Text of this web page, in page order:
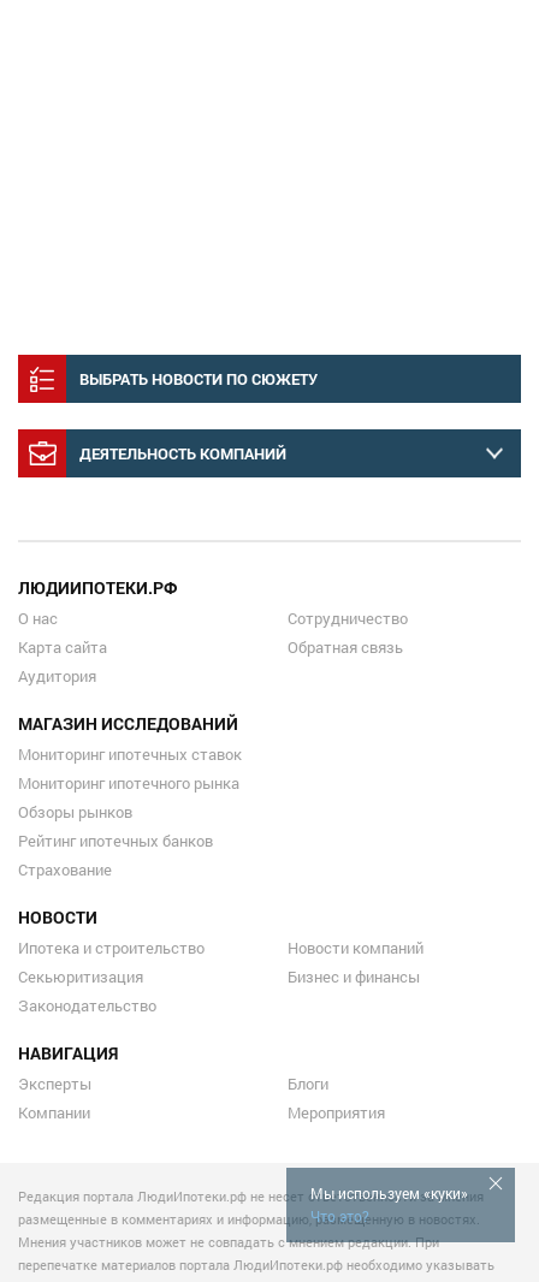
ВЫБРАТЬ НОВОСТИ ПО СЮЖЕТУ
ДЕЯТЕЛЬНОСТЬ КОМПАНИЙ
Мы используем «куки»
Что это?
ЛЮДИИПОТЕКИ.РФ
О нас
Карта сайта
Аудитория
Сотрудничество
Обратная связь
МАГАЗИН ИССЛЕДОВАНИЙ
Мониторинг ипотечных ставок
Мониторинг ипотечного рынка
Обзоры рынков
Рейтинг ипотечных банков
Страхование
НОВОСТИ
Ипотека и строительство
Секьюритизация
Законодательство
Новости компаний
Бизнес и финансы
НАВИГАЦИЯ
Эксперты
Компании
Блоги
Мероприятия
Редакция портала ЛюдиИпотеки.рф не несет ответственности за мнения
размещенные в комментариях и информацию, размещенную в новостях.
Мнения участников может не совпадать с мнением редакции. При
перепечатке материалов портала ЛюдиИпотеки.рф необходимо указывать